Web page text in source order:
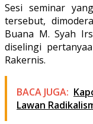
Sesi seminar
tersebut,
Buana M. Syah
diselingi
Rakernis.
BACA JUGA:
Lawan